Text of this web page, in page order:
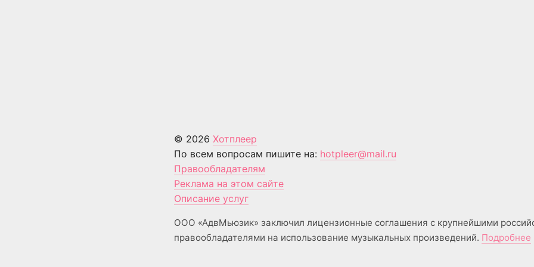
© 2026 Хотплеер
По всем вопросам пишите на: hotpleer@mail.ru
Правообладателям
Реклама на этом сайте
Описание услуг
ООО «АдвМьюзик» заключил лицензионные соглашения с крупнейшими
правообладателями на использование музыкальных произведений. Подробнее